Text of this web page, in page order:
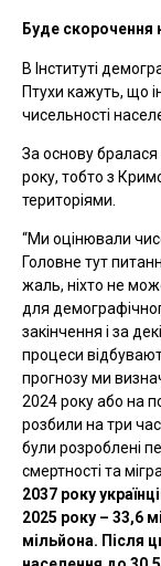
Буде скорочення
В Інституті
Птухи кажуть, що
чисельності
За основу
року, тобто з
територіями.
“Ми оцінювали
Головне тут
жаль, ніхто не
для
закінчення і за
процеси
прогнозу ми
2024 року або на
розбили на три
були розроблені
смертності та
2037 року
2025 року – 33,6
мільйона. Після